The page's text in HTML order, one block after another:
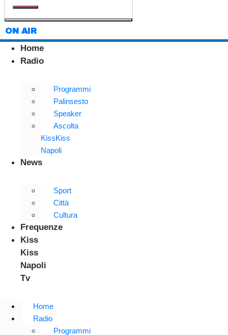
ON AIR
Home
Radio
Programmi
Palinsesto
Speaker
Ascolta
KissKiss
Napoli
News
Sport
Città
Cultura
Frequenze
Kiss
Kiss
Napoli
Tv
Home
Radio
Programmi